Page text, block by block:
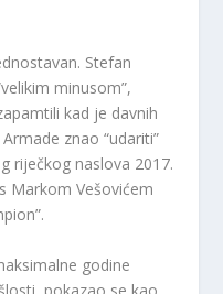
Stefan
minusom”,
kad je davnih
znao “udariti”
riječkog naslova 2017.
Markom Vešovićem
godine